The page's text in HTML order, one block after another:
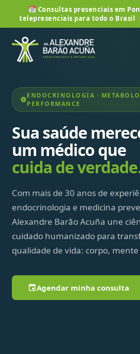
Consultas presenciais em
telepresenciais para todo o Brasil
ENDOCRINOLOGIA ·
PERFORMANCE
Sua saúde
um médico que
cuida de
Com mais de 30 anos de
endocrinologia e medicina
Alexandre Barão Acuña une
cuidado humanizado para
qualidade de vida: corpo,
Agendar minha consulta